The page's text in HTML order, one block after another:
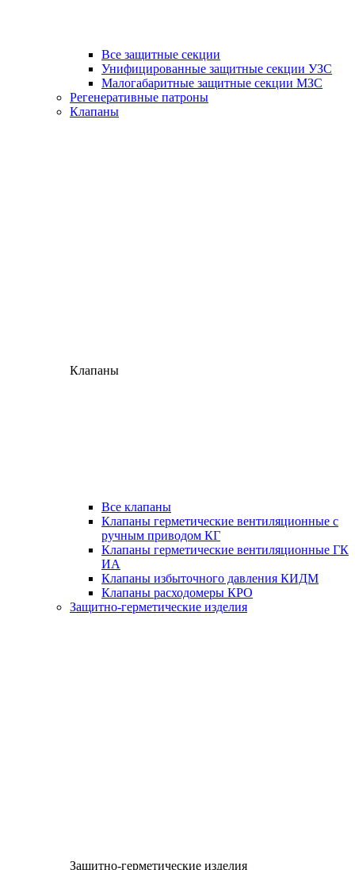
Все защитные секции
Унифицированные защитные секции УЗС
Малогабаритные защитные секции МЗС
Регенеративные патроны
Клапаны
Клапаны
Все клапаны
Клапаны герметические вентиляционные с
ручным приводом КГ
Клапаны герметические вентиляционные ГК
ИА
Клапаны избыточного давления КИДМ
Клапаны расходомеры КРО
Защитно-герметические изделия
Защитно-герметические изделия